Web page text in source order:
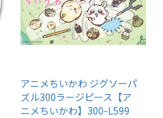
アニメちいかわ ジグソーパ
ズル300ラージピース【ア
ニメちいかわ】300-L599